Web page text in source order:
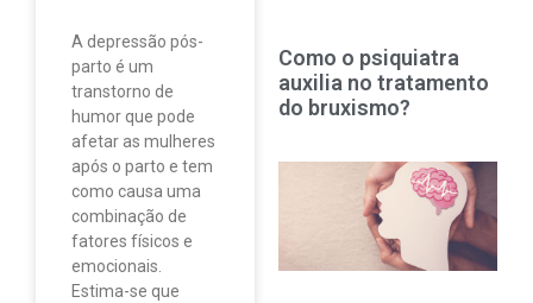
A depressão pós-
parto é um
transtorno de
humor que pode
afetar as mulheres
após o parto e tem
como causa uma
combinação de
fatores físicos e
emocionais.
Estima-se que
Como o psiquiatra
auxilia no tratamento
do bruxismo?